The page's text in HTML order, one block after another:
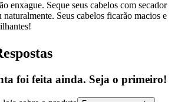
enxague. Seque seus cabelos com secador
naturalmente. Seus cabelos ficarão macios e
foi feita ainda. Seja o primeiro!